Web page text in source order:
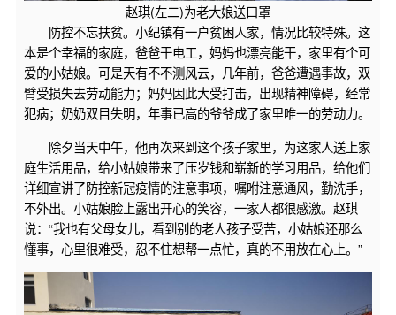
赵琪(左二)为老大娘送口罩
防控不忘扶贫。小纪镇有一户贫困人家，情况比较特殊。这
本是个幸福的家庭，爸爸干电工，妈妈也漂亮能干，家里有个可
爱的小姑娘。可是天有不不测风云，几年前，爸爸遭遇事故，双
臂受损失去劳动能力；妈妈因此大受打击，出现精神障碍，经常
犯病；奶奶双目失明，年事已高的爷爷成了家里唯一的劳动力。
除夕当天中午，他再次来到这个孩子家里，为这家人送上家
庭生活用品，给小姑娘带来了压岁钱和崭新的学习用品，给他们
详细宣讲了防控新冠疫情的注意事项，嘱咐注意通风，勤洗手，
不外出。小姑娘脸上露出开心的笑容，一家人都很感激。赵琪
说：“我也有父母女儿，看到别的老人孩子受苦，小姑娘还那么
懂事，心里很难受，忍不住想帮一点忙，真的不用放在心上。”